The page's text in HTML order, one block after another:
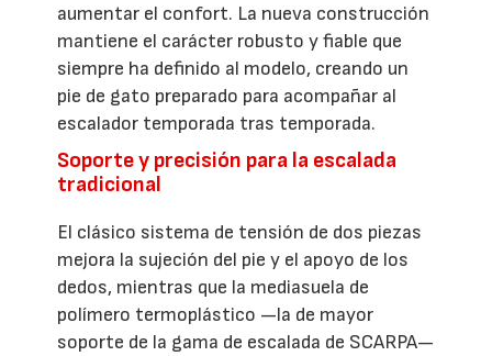
aumentar el confort. La nueva construcción
mantiene el carácter robusto y fiable que
siempre ha definido al modelo, creando un
pie de gato preparado para acompañar al
escalador temporada tras temporada.
Soporte y precisión para la escalada
tradicional
El clásico sistema de tensión de dos piezas
mejora la sujeción del pie y el apoyo de los
dedos, mientras que la mediasuela de
polímero termoplástico —la de mayor
soporte de la gama de escalada de SCARPA—